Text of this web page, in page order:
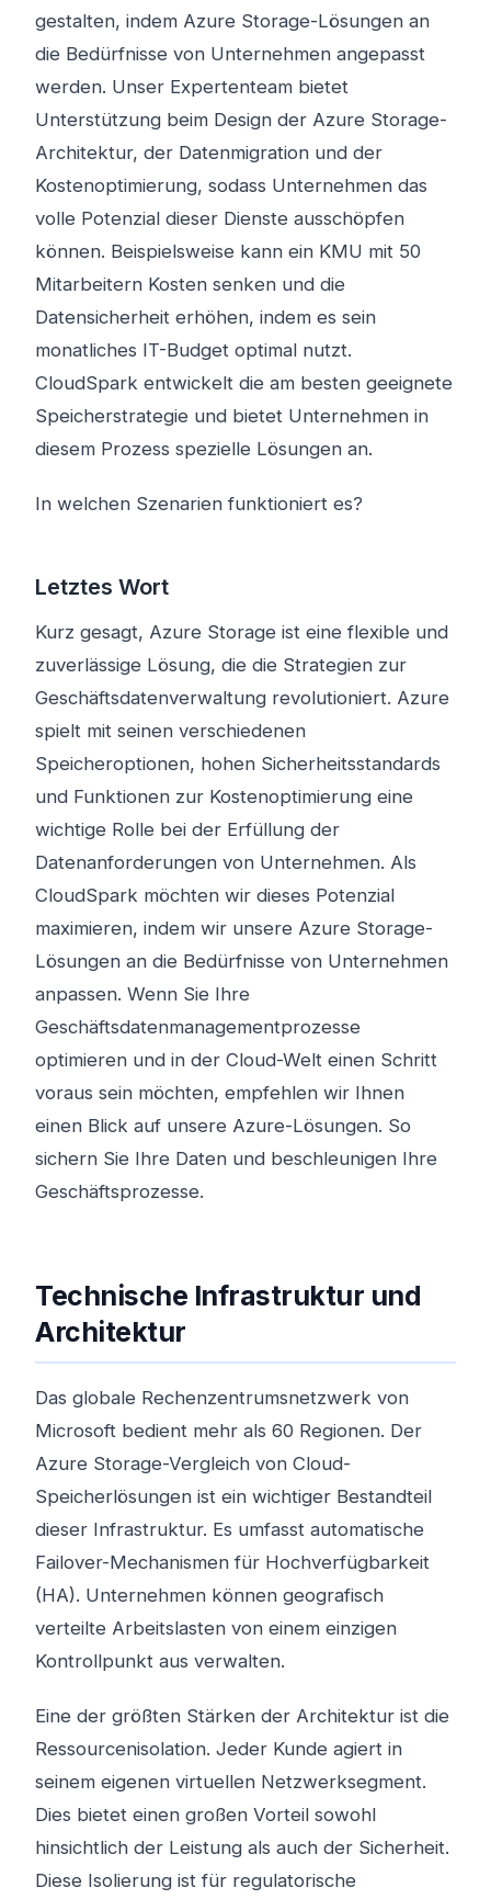
gestalten, indem Azure Storage-Lösungen an
die Bedürfnisse von Unternehmen angepasst
werden. Unser Expertenteam bietet
Unterstützung beim Design der Azure Storage-
Architektur, der Datenmigration und der
Kostenoptimierung, sodass Unternehmen das
volle Potenzial dieser Dienste ausschöpfen
können. Beispielsweise kann ein KMU mit 50
Mitarbeitern Kosten senken und die
Datensicherheit erhöhen, indem es sein
monatliches IT-Budget optimal nutzt.
CloudSpark entwickelt die am besten geeignete
Speicherstrategie und bietet Unternehmen in
diesem Prozess spezielle Lösungen an.
In welchen Szenarien funktioniert es?
Letztes Wort
Kurz gesagt, Azure Storage ist eine flexible und
zuverlässige Lösung, die die Strategien zur
Geschäftsdatenverwaltung revolutioniert. Azure
spielt mit seinen verschiedenen
Speicheroptionen, hohen Sicherheitsstandards
und Funktionen zur Kostenoptimierung eine
wichtige Rolle bei der Erfüllung der
Datenanforderungen von Unternehmen. Als
CloudSpark möchten wir dieses Potenzial
maximieren, indem wir unsere Azure Storage-
Lösungen an die Bedürfnisse von Unternehmen
anpassen. Wenn Sie Ihre
Geschäftsdatenmanagementprozesse
optimieren und in der Cloud-Welt einen Schritt
voraus sein möchten, empfehlen wir Ihnen
einen Blick auf unsere Azure-Lösungen. So
sichern Sie Ihre Daten und beschleunigen Ihre
Geschäftsprozesse.
Technische Infrastruktur und
Architektur
Das globale Rechenzentrumsnetzwerk von
Microsoft bedient mehr als 60 Regionen. Der
Azure Storage-Vergleich von Cloud-
Speicherlösungen ist ein wichtiger Bestandteil
dieser Infrastruktur. Es umfasst automatische
Failover-Mechanismen für Hochverfügbarkeit
(HA). Unternehmen können geografisch
verteilte Arbeitslasten von einem einzigen
Kontrollpunkt aus verwalten.
Eine der größten Stärken der Architektur ist die
Ressourcenisolation. Jeder Kunde agiert in
seinem eigenen virtuellen Netzwerksegment.
Dies bietet einen großen Vorteil sowohl
hinsichtlich der Leistung als auch der Sicherheit.
Diese Isolierung ist für regulatorische